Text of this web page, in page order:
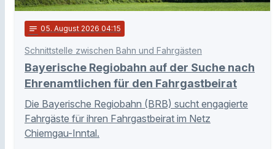
notes 05. August 2026 04:15
Schnittstelle zwischen Bahn und Fahrgästen
Bayerische Regiobahn auf der Suche nach
Ehrenamtlichen für den Fahrgastbeirat
Die Bayerische Regiobahn (BRB) sucht engagierte
Fahrgäste für ihren Fahrgastbeirat im Netz
Chiemgau-Inntal.